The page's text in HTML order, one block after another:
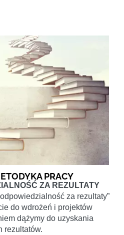
PRACY
ZA REZULTATY
za rezultaty”
do wdrożeń i projektów
dążymy do uzyskania
rezultatów.